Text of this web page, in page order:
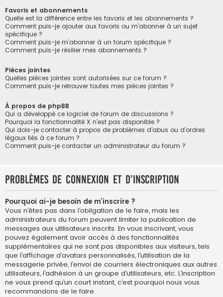
Favoris et abonnements
Quelle est la différence entre les favoris et les abonnements ?
Comment puis-je ajouter aux favoris ou m’abonner à un sujet
spécifique ?
Comment puis-je m’abonner à un forum spécifique ?
Comment puis-je résilier mes abonnements ?
Pièces jointes
Quelles pièces jointes sont autorisées sur ce forum ?
Comment puis-je retrouver toutes mes pièces jointes ?
À propos de phpBB
Qui a développé ce logiciel de forum de discussions ?
Pourquoi la fonctionnalité X n’est pas disponible ?
Qui dois-je contacter à propos de problèmes d’abus ou d’ordres
légaux liés à ce forum ?
Comment puis-je contacter un administrateur du forum ?
Problèmes de connexion et d’inscription
Pourquoi ai-je besoin de m’inscrire ?
Vous n’êtes pas dans l’obligation de le faire, mais les
administrateurs du forum peuvent limiter la publication de
messages aux utilisateurs inscrits. En vous inscrivant, vous
pouvez également avoir accès à des fonctionnalités
supplémentaires qui ne sont pas disponibles aux visiteurs, tels
que l’affichage d’avatars personnalisés, l’utilisation de la
messagerie privée, l’envoi de courriers électroniques aux autres
utilisateurs, l’adhésion à un groupe d’utilisateurs, etc. L’inscription
ne vous prend qu’un court instant, c’est pourquoi nous vous
recommandons de le faire.